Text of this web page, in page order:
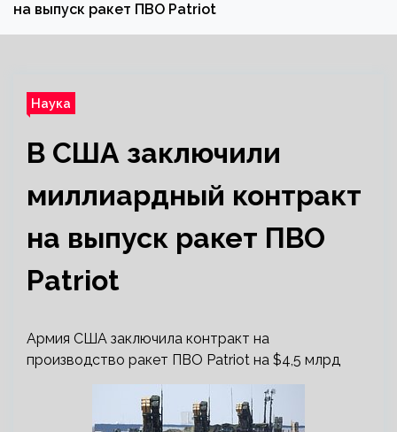
на выпуск ракет ПВО Patriot
Наука
В США заключили
миллиардный контракт
на выпуск ракет ПВО
Patriot
Армия США заключила контракт на
производство ракет ПВО Patriot на $4,5 млрд